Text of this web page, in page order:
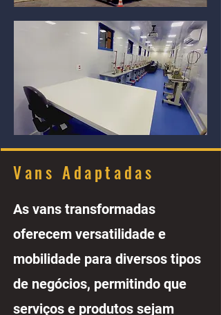
Vans Adaptadas
As vans transformadas
oferecem versatilidade e
mobilidade para diversos tipos
de negócios, permitindo que
serviços e produtos sejam